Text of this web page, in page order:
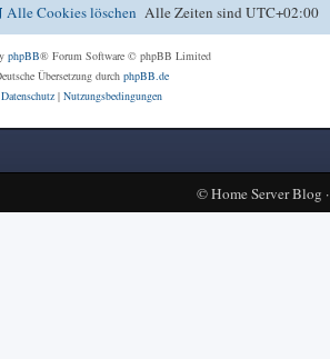
Alle Zeiten sindUTC+02:00
Alle Cookies löschen
phpBB® Forum Software © phpBB Limited
Übersetzung durch phpBB.de
Datenschutz| Nutzungsbedingungen
©Home Server Blog